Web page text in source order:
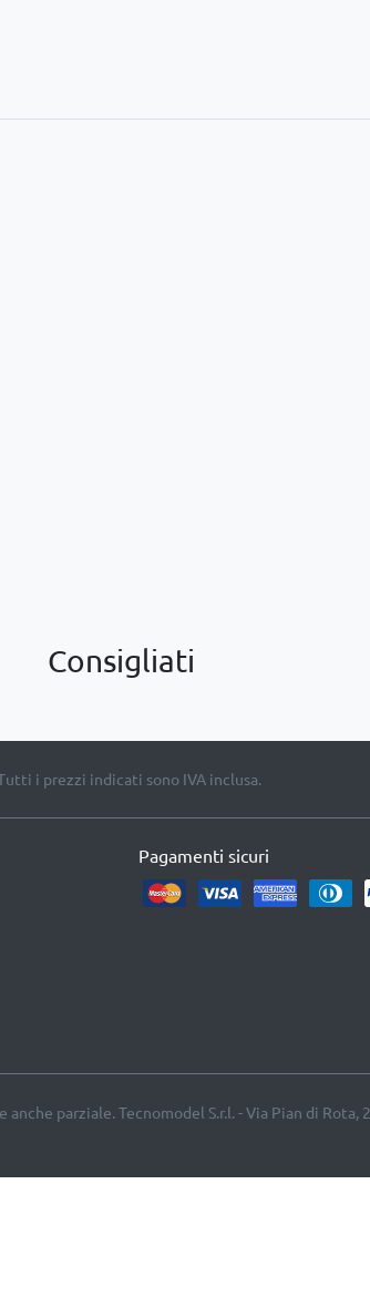
Consigliati
i prezzi indicati sono IVA inclusa.
Pagamenti sicuri
parziale. Tecnomodel S.r.l. - Via Pian di Rota,